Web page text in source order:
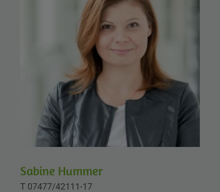
Sabine Hummer
T 07477/42111-17